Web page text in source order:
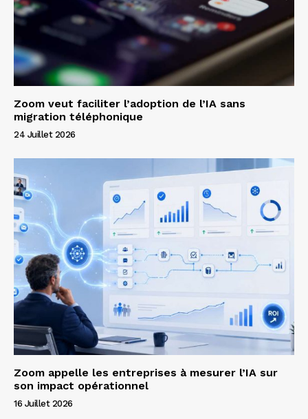
Zoom veut faciliter l’adoption de l’IA sans
migration téléphonique
24 Juillet 2026
Zoom appelle les entreprises à mesurer l’IA sur
son impact opérationnel
16 Juillet 2026